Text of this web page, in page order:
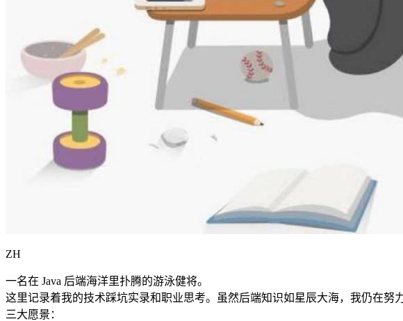
ZH
一名在 Java 后端海洋里扑腾的游泳健将。
这里记录着我的技术踩坑实录和职业思考。虽然后端知识如星辰大海，我仍在努
三大愿景：